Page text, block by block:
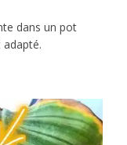
dans un pot